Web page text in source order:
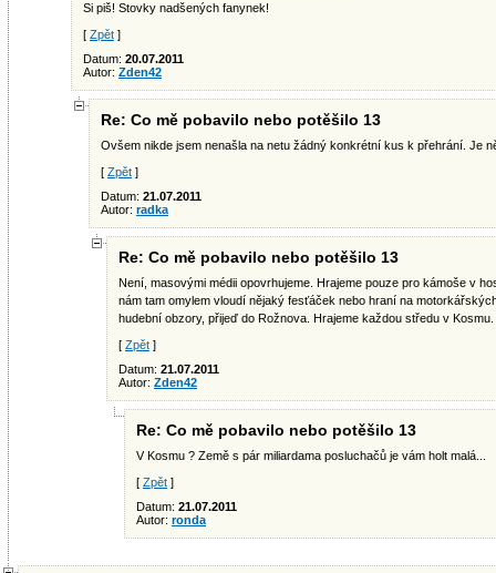
Si piš! Stovky nadšených fanynek!
[ Zpět ]
Datum: 20.07.2011
Autor: Zden42
Re: Co mě pobavilo nebo potěšilo 13
Ovšem nikde jsem nenašla na netu žádný konkrétní kus k přehrání. Je
[ Zpět ]
Datum: 21.07.2011
Autor: radka
Re: Co mě pobavilo nebo potěšilo 13
Není, masovými médii opovrhujeme. Hrajeme pouze pro kámoše v
nám tam omylem vloudí nějaký fesťáček nebo hraní na
hudební obzory, přijeď do Rožnova. Hrajeme každou středu v Kosmu.
[ Zpět ]
Datum: 21.07.2011
Autor: Zden42
Re: Co mě pobavilo nebo potěšilo 13
V Kosmu ? Země s pár miliardama posluchačů je vám holt malá...
[ Zpět ]
Datum: 21.07.2011
Autor: ronda